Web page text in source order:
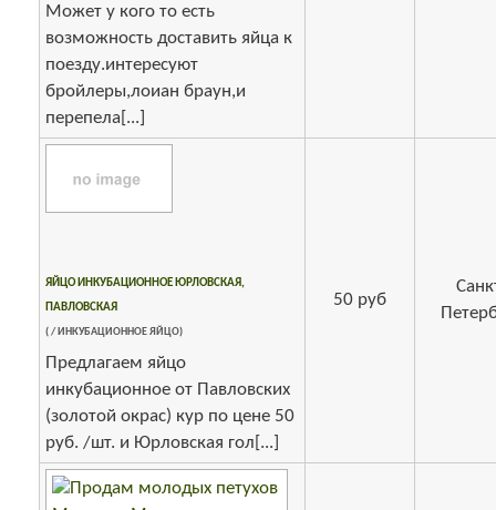
Может у кого то есть
возможность доставить яйца к
поезду.интересуют
бройлеры,лоиан браун,и
перепела[...]
ЯЙЦО ИНКУБАЦИОННОЕ ЮРЛОВСКАЯ,
ПАВЛОВСКАЯ
( / ИНКУБАЦИОННОЕ ЯЙЦО)
Предлагаем яйцо
инкубационное от Павловских
(золотой окрас) кур по цене 50
руб. /шт. и Юрловская гол[...]
50 руб